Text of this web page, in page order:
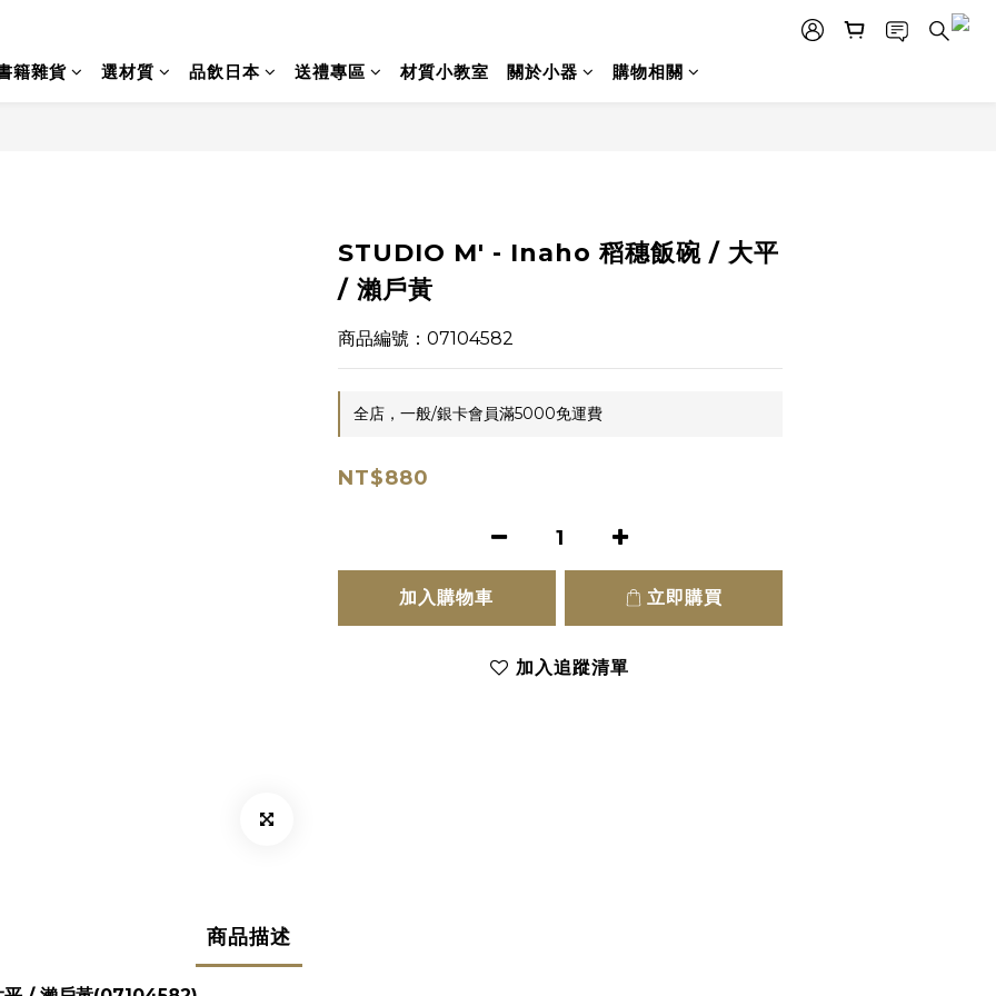
籍雜貨 選材質 品飲日本 送禮專區 材質小教室 關於小器 購物相關
STUDIO M' - Inaho 稻穗飯碗 / 大平
/ 瀨戶黃
商品編號：07104582
全店，一般/銀卡會員滿5000免運費
NT$880
加入購物車 立即購買
加入追蹤清單
商品描述